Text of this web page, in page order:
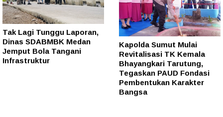
Tak Lagi Tunggu Laporan,
Dinas SDABMBK Medan
Jemput Bola Tangani
Infrastruktur
Kapolda Sumut Mulai
Revitalisasi TK Kemala
Bhayangkari Tarutung,
Tegaskan PAUD Fondasi
Pembentukan Karakter
Bangsa